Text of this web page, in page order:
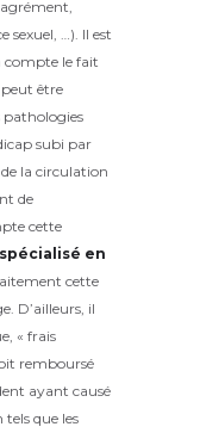
sexuel, …). Il est
le fait
être
subi par
la circulation
de
cette
en
cette
D’ailleurs, il
« frais
remboursé
ayant causé
que les